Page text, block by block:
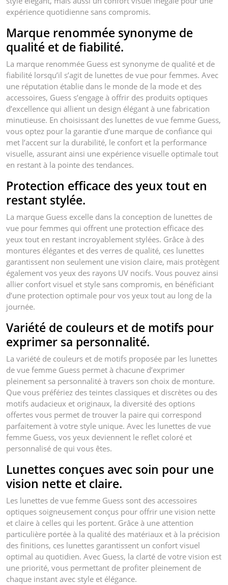
expérience quotidienne sans compromis.
Marque renommée synonyme de
qualité et de fiabilité.
La marque renommée Guess est synonyme de qualité et de
fiabilité lorsqu’il s’agit de lunettes de vue pour femmes. Avec
une réputation établie dans le monde de la mode et des
accessoires, Guess s’engage à offrir des produits optiques
d’excellence qui allient un design élégant à une fabrication
minutieuse. En choisissant des lunettes de vue femme Guess,
vous optez pour la garantie d’une marque de confiance qui
met l’accent sur la durabilité, le confort et la performance
visuelle, assurant ainsi une expérience visuelle optimale tout
en restant à la pointe des tendances.
Protection efficace des yeux tout en
restant stylée.
La marque Guess excelle dans la conception de lunettes de
vue pour femmes qui offrent une protection efficace des
yeux tout en restant incroyablement stylées. Grâce à des
montures élégantes et des verres de qualité, ces lunettes
garantissent non seulement une vision claire, mais protègent
également vos yeux des rayons UV nocifs. Vous pouvez ainsi
allier confort visuel et style sans compromis, en bénéficiant
d’une protection optimale pour vos yeux tout au long de la
journée.
Variété de couleurs et de motifs pour
exprimer sa personnalité.
La variété de couleurs et de motifs proposée par les lunettes
de vue femme Guess permet à chacune d’exprimer
pleinement sa personnalité à travers son choix de monture.
Que vous préfériez des teintes classiques et discrètes ou des
motifs audacieux et originaux, la diversité des options
offertes vous permet de trouver la paire qui correspond
parfaitement à votre style unique. Avec les lunettes de vue
femme Guess, vos yeux deviennent le reflet coloré et
personnalisé de qui vous êtes.
Lunettes conçues avec soin pour une
vision nette et claire.
Les lunettes de vue femme Guess sont des accessoires
optiques soigneusement conçus pour offrir une vision nette
et claire à celles qui les portent. Grâce à une attention
particulière portée à la qualité des matériaux et à la précision
des finitions, ces lunettes garantissent un confort visuel
optimal au quotidien. Avec Guess, la clarté de votre vision est
une priorité, vous permettant de profiter pleinement de
chaque instant avec style et élégance.